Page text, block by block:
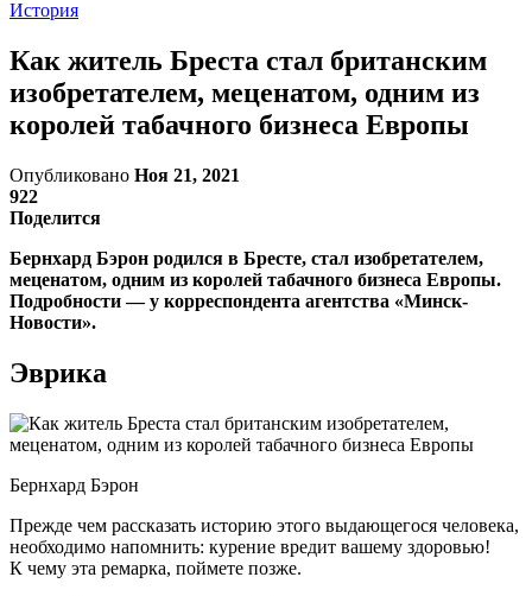
История
Как житель Бреста стал британским
изобретателем, меценатом, одним из
королей табачного бизнеса Европы
Опубликовано Ноя 21, 2021
922
Поделится
Бернхард Бэрон родился в Бресте, стал изобретателем,
меценатом, одним из королей табачного бизнеса Европы.
Подробности — у корреспондента агентства «Минск-
Новости».
Эврика
Бернхард Бэрон
Прежде чем рассказать историю этого выдающегося человека,
необходимо напомнить: курение вредит вашему здоровью!
К чему эта ремарка, поймете позже.